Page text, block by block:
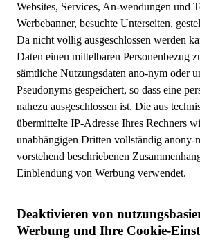
Websites, Services, An-wendungen und
Werbebanner, besuchte Unterseiten,
Da nicht völlig ausgeschlossen werden
Daten einen mittelbaren Personenbezug
sämtliche Nutzungsdaten ano-nym oder
Pseudonyms gespeichert, so dass eine
nahezu ausgeschlossen ist. Die aus
übermittelte IP-Adresse Ihres Rechners
unabhängigen Dritten vollständig anony-
vorstehend beschriebenen
Einblendung von Werbung verwendet.
Deaktivieren von
Werbung und Ihre Cookie-